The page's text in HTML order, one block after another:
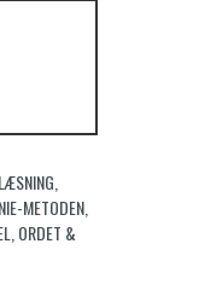
METODEN
ORDET &